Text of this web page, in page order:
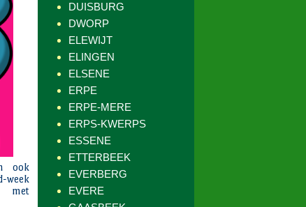
DUISBURG
DWORP
ELEWIJT
ELINGEN
ELSENE
ERPE
ERPE-MERE
ERPS-KWERPS
ESSENE
ETTERBEEK
EVERBERG
EVERE